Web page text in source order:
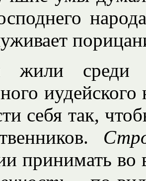
жили среди
себя так,
принимать во